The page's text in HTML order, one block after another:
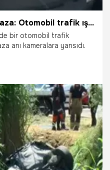
Eyüpsultan'da korkunç kaza: Otomobil trafik ışıklarına çarparak savruldu
bir otomobil trafik
anı kameralara yansıdı.